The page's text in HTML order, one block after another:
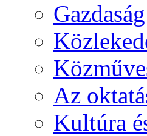
Gazdaság
Az
Kultúra